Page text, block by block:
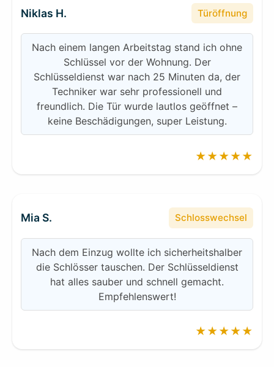
Niklas H. Türöffnung
Nach einem langen Arbeitstag stand ich ohne
Schlüssel vor der Wohnung. Der
Schlüsseldienst war nach 25 Minuten da, der
Techniker war sehr professionell und
freundlich. Die Tür wurde lautlos geöffnet –
keine Beschädigungen, super Leistung.
★★★★★
Mia S. Schlosswechsel
Nach dem Einzug wollte ich sicherheitshalber
die Schlösser tauschen. Der Schlüsseldienst
hat alles sauber und schnell gemacht.
Empfehlenswert!
★★★★★